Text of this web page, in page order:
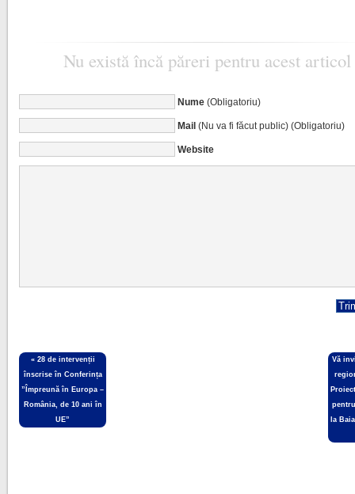
Nu există încă păreri pentru acest articol
Nume(Obligatoriu)
Mail(Nu va fi făcut public) (Obligatoriu)
Website
« 28 de intervenții
înscrise în Conferința
”Împreună în Europa –
România, de 10 ani în
UE”
Vă
la